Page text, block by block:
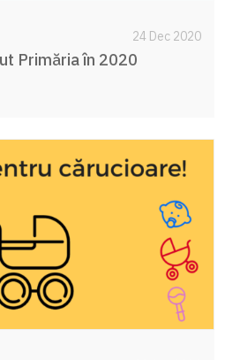
24 Dec 2020
Primăria în 2020